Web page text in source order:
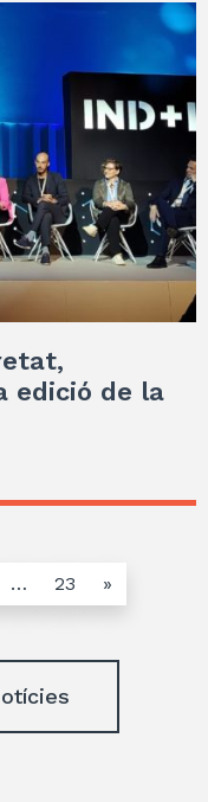
edició de la
… 23 »